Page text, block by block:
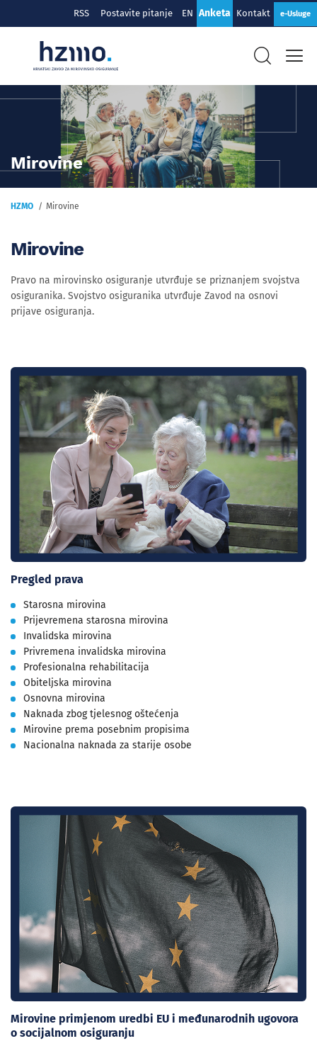
RSS Postavite pitanje EN Anketa Kontakt e-Usluge
Mirovine
HZMO Mirovine
Mirovine
Pravo na mirovinsko osiguranje utvrđuje se priznanjem svojstva
osiguranika. Svojstvo osiguranika utvrđuje Zavod na osnovi
prijave osiguranja.
Pregled prava
Starosna mirovina
Prijevremena starosna mirovina
Invalidska mirovina
Privremena invalidska mirovina
Profesionalna rehabilitacija
Obiteljska mirovina
Osnovna mirovina
Naknada zbog tjelesnog oštećenja
Mirovine prema posebnim propisima
Nacionalna naknada za starije osobe
Mirovine primjenom uredbi EU i međunarodnih ugovora
o socijalnom osiguranju